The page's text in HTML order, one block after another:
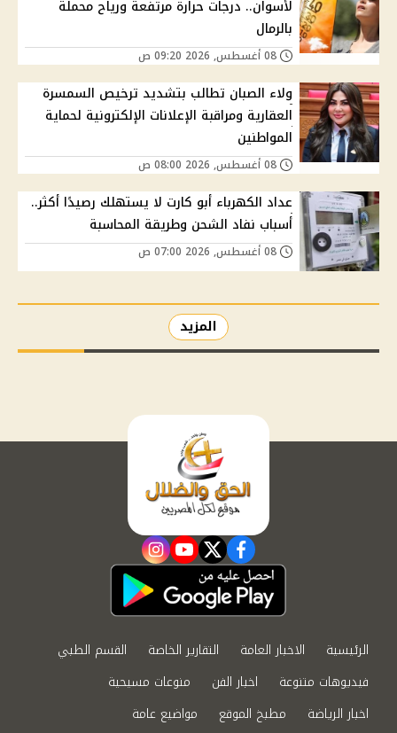
لأسوان.. درجات حرارة مرتفعة ورياح محملة
بالرمال
ولاء الصبان تطالب بتشديد ترخيص السمسرة
العقارية ومراقبة الإعلانات الإلكترونية لحماية
المواطنين
عداد الكهرباء أبو كارت لا يستهلك رصيدًا أكثر..
أسباب نفاد الشحن وطريقة المحاسبة
المزيد
facebook
twitter
youtube
instagram
الرئيسية الاخبار العامة التقارير الخاصة
القسم الطبي
فيديوهات متنوعة
اخبار الفن
منوعات مسيحية
اخبار الرياضة
مطبخ الموقع مواضيع عامة